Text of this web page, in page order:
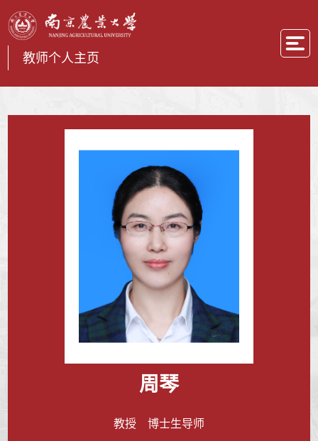
教师个人主页
周琴
教授 博士生导师